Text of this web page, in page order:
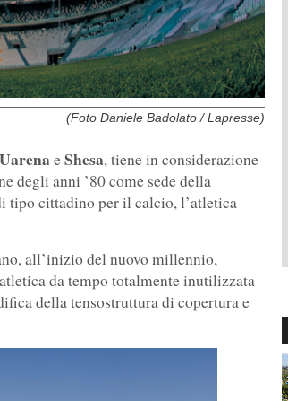
(Foto Daniele Badolato / Lapresse)
eShesa, tiene in considerazione
degli anni ’80 come sede della
tipo cittadino per il calcio, l’atletica
all’inizio del nuovo millennio,
da tempo totalmente inutilizzata
della tensostruttura di copertura e